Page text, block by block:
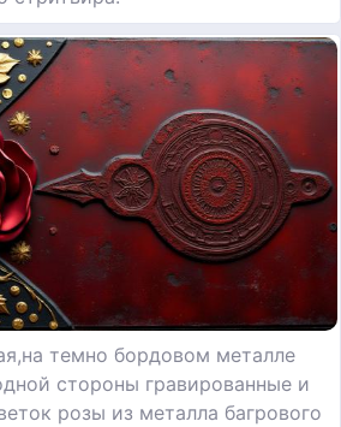
темно бордовом металле
стороны гравированные и
розы из металла багрового